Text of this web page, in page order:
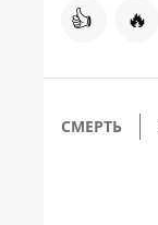
👍 🔥
СМЕРТЬ